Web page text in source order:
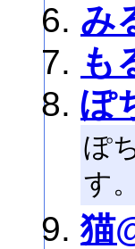
み
も
ぽ
ぽ
す。
猫